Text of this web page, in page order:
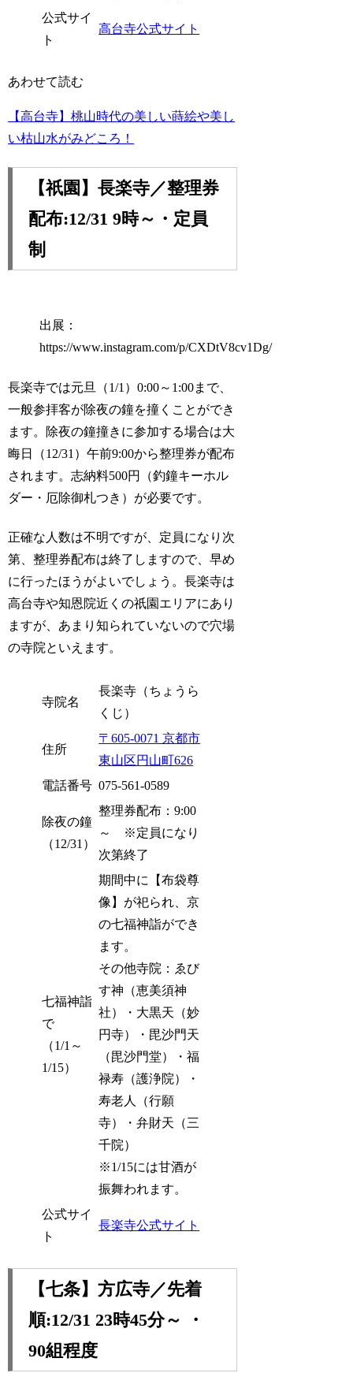
公式サイ
ト
高台寺公式サイト
あわせて読む
【高台寺】桃山時代の美しい蒔絵や美し
い枯山水がみどころ！
【祇園】長楽寺／整理券
配布:12/31 9時～・定員
制
出展：
https://www.instagram.com/p/CXDtV8cv1Dg/
長楽寺では元旦（1/1）0:00～1:00まで、
一般参拝客が除夜の鐘を撞くことができ
ます。除夜の鐘撞きに参加する場合は大
晦日（12/31）午前9:00から整理券が配布
されます。志納料500円（釣鐘キーホル
ダー・厄除御札つき）が必要です。
正確な人数は不明ですが、定員になり次
第、整理券配布は終了しますので、早め
に行ったほうがよいでしょう。長楽寺は
高台寺や知恩院近くの祇園エリアにあり
ますが、あまり知られていないので穴場
の寺院といえます。
寺院名
長楽寺（ちょうら
くじ）
住所
〒605-0071 京都市
東山区円山町626
電話番号 075-561-0589
除夜の鐘
（12/31）
整理券配布：9:00
～ ※定員になり
次第終了
七福神詣
で
（1/1～
1/15）
期間中に【布袋尊
像】が祀られ、京
の七福神詣ができ
ます。
その他寺院：ゑび
す神（恵美須神
社）・大黒天（妙
円寺）・毘沙門天
（毘沙門堂）・福
禄寿（護浄院）・
寿老人（行願
寺）・弁財天（三
千院）
※1/15には甘酒が
振舞われます。
公式サイ
ト
長楽寺公式サイト
【七条】方広寺／先着
順:12/31 23時45分～ ・
90組程度